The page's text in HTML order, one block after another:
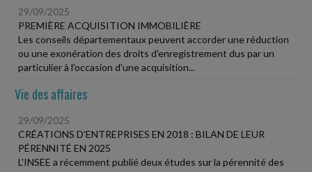
29/09/2025
PREMIÈRE ACQUISITION IMMOBILIÈRE
Les conseils départementaux peuvent accorder une réduction
ou une exonération des droits d'enregistrement dus par un
particulier à l'occasion d'une acquisition...
Vie des affaires
29/09/2025
CRÉATIONS D'ENTREPRISES EN 2018 : BILAN DE LEUR
PÉRENNITÉ EN 2025
L'INSEE a récemment publié deux études sur la pérennité des